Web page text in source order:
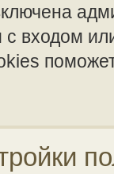
с входом